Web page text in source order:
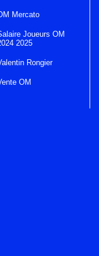
Mercato
Joueurs OM
2025
Rongier
OM